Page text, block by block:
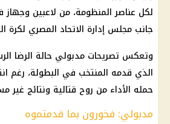
لكل عناصر المنظومة، من لاعبين وجهاز
جانب مجلس إدارة الاتحاد المصري لكرة
وتعكس تصريحات مدبولي حالة الرضا
الذي قدمه المنتخب في البطولة، رغم
حمله الأداء من روح قتالية ونتائج غير
مدبولي: فخورون بما قدمتموه